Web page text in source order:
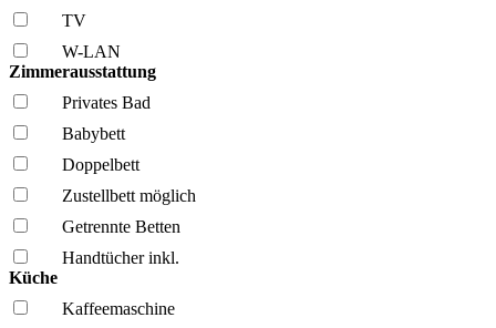
TV
W-LAN
Zimmerausstattung
Privates Bad
Babybett
Doppelbett
Zustellbett möglich
Getrennte Betten
Handtücher inkl.
Küche
Kaffee­maschine